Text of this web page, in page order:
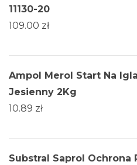
11130-20
109.00 zł
Ampol Merol Start Na
Jesienny 2Kg
10.89 zł
Substral Saprol Ochrona